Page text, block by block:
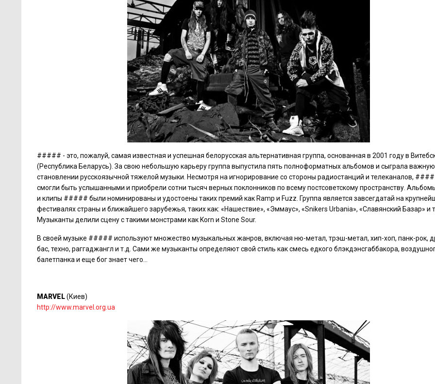
##### - это, пожалуй, самая известная и успешная белорусская альтернативная группа, основанная в 2001 году в
(Республика Беларусь). За свою небольшую карьеру группа выпустила пять полноформатных альбомов и сыграла
становлении русскоязычной тяжелой музыки. Несмотря на игнорирование со стороны радиостанций и телеканалов,
смогли быть услышанными и приобрели сотни тысяч верных поклонников по всему постсоветскому пространству.
и клипы ##### были номинированы и удостоены таких премий как Ramp и Fuzz. Группа является завсегдатай на
фестивалях страны и ближайшего зарубежья, таких как: «Нашествие», «Эммаус», «Snikers Urbania», «Славянский Базар» и
Музыканты делили сцену с такими монстрами как Korn и Stone Sour.
В своей музыке ##### используют множество музыкальных жанров, включая ню-метал, трэш-метал, хип-хоп, панк-рок,
бас, техно, раггаджангл и т.д. Сами же музыканты определяют свой стиль как смесь едкого блэкдэнсгаббакора,
балетпанка и еще бог знает чего...
MARVEL(Киев)
http://www.marvel.org.ua